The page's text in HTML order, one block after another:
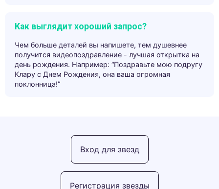
Как выглядит хороший запрос?
Чем больше деталей вы напишете, тем душевнее
получится видеопоздравление - лучшая открытка на
день рождения. Например: “Поздравьте мою подругу
Клару с Днем Рождения, она ваша огромная
поклонница!”
Регистрация звезды
Вход для звезд